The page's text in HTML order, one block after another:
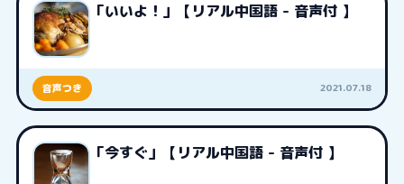
「いいよ！」【リアル中国語 - 音声付 】
音声つき 2021.07.18
「今すぐ」【リアル中国語 - 音声付 】